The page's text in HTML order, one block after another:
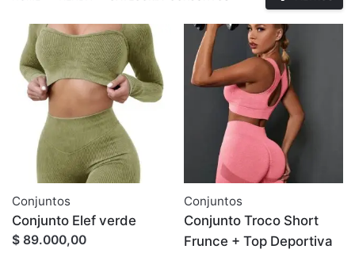
Conjuntos
Conjunto Elef verde
$ 89.000,00
Conjuntos
Conjunto Troco Short
Frunce + Top Deportiva